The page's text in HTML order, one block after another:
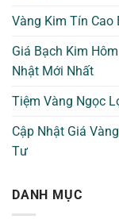
Vàng Kim Tín
Giá Bạch Kim
Nhật Mới Nhất
Tiệm Vàng Ngọc
Cập Nhật Giá
Tư
DANH MỤC